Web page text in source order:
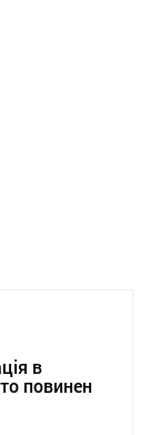
в
повинен